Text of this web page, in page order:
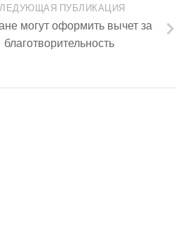
ПУБЛИКАЦИЯ
могут оформить вычет за
благотворительность